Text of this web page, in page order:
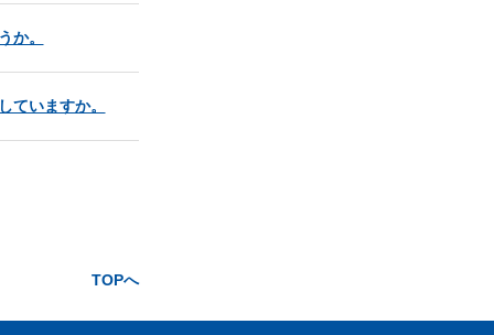
か。
ていますか。
TOPへ